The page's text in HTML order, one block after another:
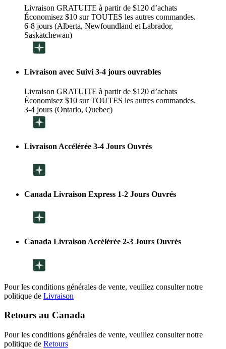
Livraison GRATUITE à partir de $120 d’achats
Économisez $10 sur TOUTES les autres commandes.
6-8 jours (Alberta, Newfoundland et Labrador,
Saskatchewan)
Livraison avec Suivi 3-4 jours ouvrables
Livraison GRATUITE à partir de $120 d’achats
Économisez $10 sur TOUTES les autres commandes.
3-4 jours (Ontario, Quebec)
Livraison Accélérée 3-4 Jours Ouvrés
Canada Livraison Express 1-2 Jours Ouvrés
Canada Livraison Accélérée 2-3 Jours Ouvrés
Pour les conditions générales de vente, veuillez consulter notre
politique de Livraison
Retours au Canada
Pour les conditions générales de vente, veuillez consulter notre
politique de Retours